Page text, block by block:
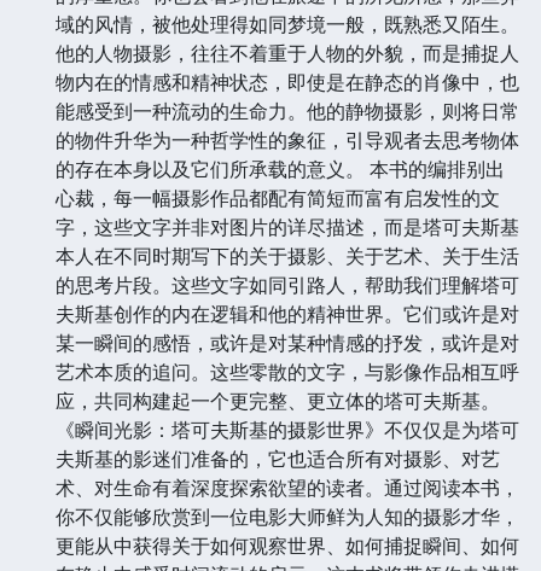
域的风情，被他处理得如同梦境一般，既熟悉又陌生。
他的人物摄影，往往不着重于人物的外貌，而是捕捉人
物内在的情感和精神状态，即使是在静态的肖像中，也
能感受到一种流动的生命力。他的静物摄影，则将日常
的物件升华为一种哲学性的象征，引导观者去思考物体
的存在本身以及它们所承载的意义。 本书的编排别出
心裁，每一幅摄影作品都配有简短而富有启发性的文
字，这些文字并非对图片的详尽描述，而是塔可夫斯基
本人在不同时期写下的关于摄影、关于艺术、关于生活
的思考片段。这些文字如同引路人，帮助我们理解塔可
夫斯基创作的内在逻辑和他的精神世界。它们或许是对
某一瞬间的感悟，或许是对某种情感的抒发，或许是对
艺术本质的追问。这些零散的文字，与影像作品相互呼
应，共同构建起一个更完整、更立体的塔可夫斯基。
《瞬间光影：塔可夫斯基的摄影世界》不仅仅是为塔可
夫斯基的影迷们准备的，它也适合所有对摄影、对艺
术、对生命有着深度探索欲望的读者。通过阅读本书，
你不仅能够欣赏到一位电影大师鲜为人知的摄影才华，
更能从中获得关于如何观察世界、如何捕捉瞬间、如何